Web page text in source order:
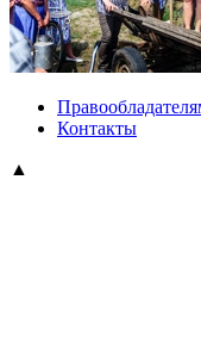
Контакты
▲